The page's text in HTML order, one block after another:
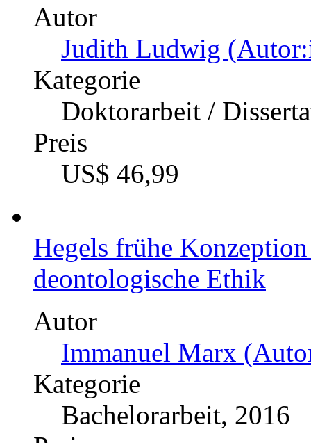
Das Töten von Tieren
ausgewählter
Autor
Katrin Rauber
Bachelorarbeit, 2017
Preis
US$ 18,99
Schönheit im Auge der
Zur